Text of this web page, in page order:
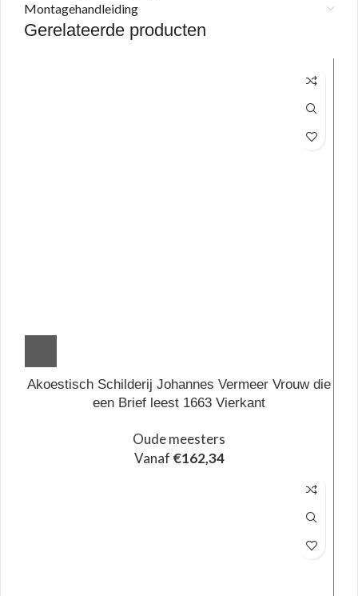
Montagehandleiding
Gerelateerde producten
Akoestisch Schilderij Johannes Vermeer Vrouw die
een Brief leest 1663 Vierkant
Oude meesters
Vanaf €162,34